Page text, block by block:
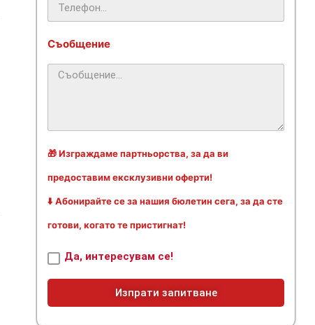
Съобщение
🎁 Изграждаме партньорства, за да ви
предоставим ексклузивни оферти!
⬇️ Абонирайте се за нашия бюлетин сега, за да сте
готови, когато те пристигнат!
Да, интересувам се!
Изпрати запитване